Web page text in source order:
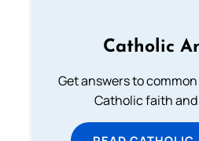
Catholic
Get answers to
Catholic faith